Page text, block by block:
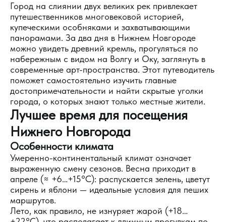
Город на слиянии двух великих рек привлекает
путешественников многовековой историей,
купеческими особняками и захватывающими
панорамами. За два дня в Нижнем Новгороде
можно увидеть древний кремль, прогуляться по
набережным с видом на Волгу и Оку, заглянуть в
современные арт-пространства. Этот путеводитель
поможет самостоятельно изучить главные
достопримечательности и найти скрытые уголки
города, о которых знают только местные жители.
Лучшее время для посещения
Нижнего Новгорода
Особенности климата
Умеренно-континентальный климат означает
выраженную смену сезонов. Весна приходит в
апреле (≈ +6…+15°C): распускается зелень, цветут
сирень и яблони — идеальные условия для пеших
маршрутов.
Лето, как правило, не изнуряет жарой (+18…